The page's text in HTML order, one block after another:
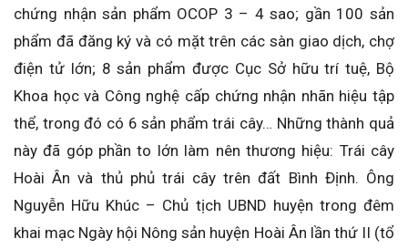
chứng nhận sản phẩm OCOP 3 – 4 sao; gần 100 sản
phẩm đã đăng ký và có mặt trên các sàn giao dịch, chợ
điện tử lớn; 8 sản phẩm được Cục Sở hữu trí tuệ, Bộ
Khoa học và Công nghệ cấp chứng nhận nhãn hiệu tập
thể, trong đó có 6 sản phẩm trái cây… Những thành quả
này đã góp phần to lớn làm nên thương hiệu: Trái cây
Hoài Ân và thủ phủ trái cây trên đất Bình Định. Ông
Nguyễn Hữu Khúc – Chủ tịch UBND huyện trong đêm
khai mạc Ngày hội Nông sản huyện Hoài Ân lần thứ II (tổ